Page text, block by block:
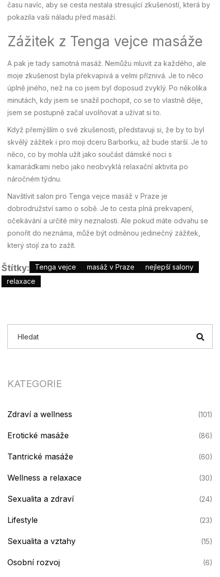
času navíc, aby se cesta nestala stresující zkušeností, která by
pokazila vaši náladu před masáží.
Zážitek z Tenga vejce masáže
A pak je tady samotná masáž. Nemůžu mluvit za každého, ale
moje zkušenost byla překvapivá a velmi příznivá. Je to něco
úplně jiného, než na co jsem byl doposud zvyklý. Po několika
minutách, kdy jsem se snažil pochopit, co se to vlastně děje,
jsem se postupně začal uvolňovat a užívat si to.
Když přemýšlím o své zkušenosti, představuji si, že by to byl
skvělý zážitek i pro moji dceru Barborku, až bude starší. Je to
něco, co by mohla užít jako součást dámské noci s
kamarádkami nebo jako neobvyklá relaxační aktivita po
náročném týdnu.
Navštívit salon pro Tenga vejce masáž v Praze je
dobrodružství samo o sobě. Je to cesta plná prekvapení,
očekávání a určité míry neznalosti. Ale pokud máte odvahu se
ponořit do neznáma, může být odměnou jedinečný zážitek,
který stojí za to zažít.
Štítky: Tenga vejce masáž v Praze
nejlepší salony
relaxace
KATEGORIE
Zdraví a wellness (101)
Erotické masáže (86)
Tantrické masáže (60)
Wellness a relaxace (30)
Sexualita a zdraví (24)
Lifestyle (23)
Sexualita a vztahy (15)
Osobní rozvoj (6)